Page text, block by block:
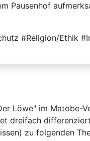
Pausenhof
#Religion/Ethik
Löwe" im Matobe-
dreifach
zu folgenden